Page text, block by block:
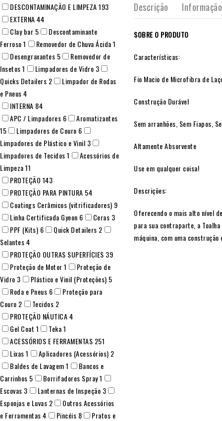
Descrição
SOBRE O PRODUTO
Características:
Fio Macio de Microfibra de
Construção Durável
Sem arranhões, Sem Fiapos,
Altamente Absorvente
Use em qualquer coisa!
Descrições:
Oferecendo o mais alto nível
para sua contraparte, a
máquina, com uma construção
DESCONTAMINAÇÃO E LIMPEZA193
EXTERNA44
Clay bar 5
Descontaminante
Ferroso1 Removedor de Chuva Ácida1
Desengraxantes 5
Removedor de
Insetos1 Limpadores de Vidro 3
Quicks Detailers 2
Limpador de Rodas
e Pneus4
INTERNA 84
APC / Limpadores 6
Aromatizantes
15
Limpadores de Couro 6
Limpadores de Plástico e Vinil 3
Limpadores de Tecidos1
Acessórios de
Limpeza11
PROTEÇÃO 143
PROTEÇÃO PARA PINTURA 54
Coatings Cerâmicos (vitrificadores) 9
Linha Certificada Gyeon 6 Ceras 3
PPF (Kits) 6 Quick Detailers 2
Selantes4
PROTEÇÃO OUTRAS SUPERFÍCIES 39
Proteção de Motor1
Proteção de
Vidro 3 Plástico e Vinil (Proteções) 5
Roda e Pneus 6
Proteção para
Couro 2 Tecidos 2
PROTEÇÃO NÁUTICA4
Gel Coat 1 Teka1
ACESSÓRIOS E FERRAMENTAS 251
Lixas1 Aplicadores (Acessórios) 2
Baldes de Lavagem1
Bancos e
Carrinhos 5 Borrifadores Spray1
Escovas 3 Lanternas de Inspeção 3
Esponjas e Luvas 2
Outros Acessórios
e Ferramentas4 Pincéis 8
Pratos e